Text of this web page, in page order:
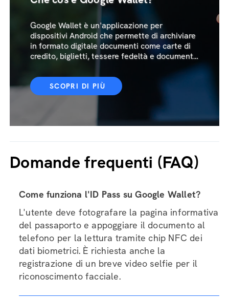
Google Wallet è un'applicazione per
dispositivi Android che permette di archiviare
in formato digitale documenti come carte di
credito, biglietti, tessere fedeltà e documenti
SCOPRI DI PIÙ
Domande frequenti (FAQ)
Come funziona l'ID Pass su Google Wallet?
L'utente deve fotografare la pagina informativa
del passaporto e appoggiare il documento al
telefono per la lettura tramite chip NFC dei
dati biometrici. È richiesta anche la
registrazione di un breve video selfie per il
riconoscimento facciale.